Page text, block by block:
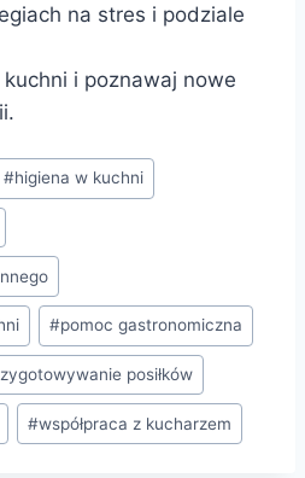
na stres i podziale
i poznawaj nowe
#higiena w kuchni
#pomoc gastronomiczna
posiłków
#współpraca z kucharzem